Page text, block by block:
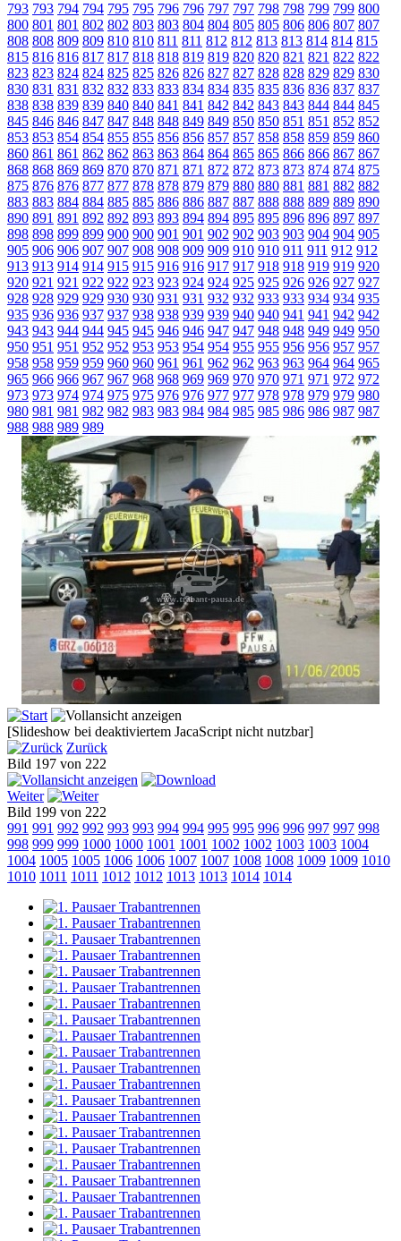
793 793 794 794 795 795 796 796 797 797 798 798 799 799 800
800 801 801 802 802 803 803 804 804 805 805 806 806 807 807
808 808 809 809 810 810 811 811 812 812 813 813 814 814 815
815 816 816 817 817 818 818 819 819 820 820 821 821 822 822
823 823 824 824 825 825 826 826 827 827 828 828 829 829 830
830 831 831 832 832 833 833 834 834 835 835 836 836 837 837
838 838 839 839 840 840 841 841 842 842 843 843 844 844 845
845 846 846 847 847 848 848 849 849 850 850 851 851 852 852
853 853 854 854 855 855 856 856 857 857 858 858 859 859 860
860 861 861 862 862 863 863 864 864 865 865 866 866 867 867
868 868 869 869 870 870 871 871 872 872 873 873 874 874 875
875 876 876 877 877 878 878 879 879 880 880 881 881 882 882
883 883 884 884 885 885 886 886 887 887 888 888 889 889 890
890 891 891 892 892 893 893 894 894 895 895 896 896 897 897
898 898 899 899 900 900 901 901 902 902 903 903 904 904 905
905 906 906 907 907 908 908 909 909 910 910 911 911 912 912
913 913 914 914 915 915 916 916 917 917 918 918 919 919 920
920 921 921 922 922 923 923 924 924 925 925 926 926 927 927
928 928 929 929 930 930 931 931 932 932 933 933 934 934 935
935 936 936 937 937 938 938 939 939 940 940 941 941 942 942
943 943 944 944 945 945 946 946 947 947 948 948 949 949 950
950 951 951 952 952 953 953 954 954 955 955 956 956 957 957
958 958 959 959 960 960 961 961 962 962 963 963 964 964 965
965 966 966 967 967 968 968 969 969 970 970 971 971 972 972
973 973 974 974 975 975 976 976 977 977 978 978 979 979 980
980 981 981 982 982 983 983 984 984 985 985 986 986 987 987
988 988 989 989
[Slideshow bei deaktiviertem JacaScript nicht nutzbar]
Zurück
Bild 197 von 222
Weiter
Bild 199 von 222
991 991 992 992 993 993 994 994 995 995 996 996 997 997 998
998 999 999 1000 1000 1001 1001 1002 1002 1003 1003 1004
1004 1005 1005 1006 1006 1007 1007 1008 1008 1009 1009 1010
1010 1011 1011 1012 1012 1013 1013 1014 1014